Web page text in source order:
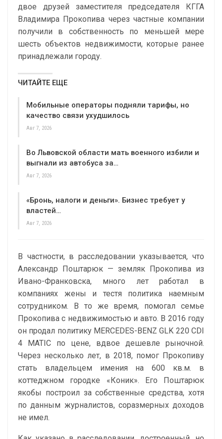
двое друзей заместителя председателя КГГА
Владимира Прокопива через частные компании
получили в собственность по меньшей мере
шесть объектов недвижимости, которые ранее
принадлежали городу.
ЧИТАЙТЕ ЕЩЕ
Мобильные операторы подняли тарифы, но
качество связи ухудшилось
Авг 7, 2026
Во Львовской области мать военного избили и
выгнали из автобуса за…
Авг 7, 2026
«Бронь, налоги и деньги». Бизнес требует у
властей…
Авг 7, 2026
В частности, в расследовании указывается, что
Александр Поштарюк — земляк Прокопива из
Ивано-Франковска, много лет работал в
компаниях жены и тестя политика наемным
сотрудником. В то же время, помогал семье
Прокопива с недвижимостью и авто. В 2016 году
он продал политику MERCEDES-BENZ GLK 220 CDI
4 MATIC по цене, вдвое дешевле рыночной.
Через несколько лет, в 2018, помог Прокопиву
стать владельцем имения на 600 кв.м. в
коттеджном городке «Коник». Его Поштарюк
якобы построил за собственные средства, хотя
по данным журналистов, соразмерных доходов
не имел.